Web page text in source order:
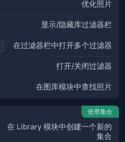
优化照片
显示/隐藏库过滤器栏
在过滤器栏中打开多个过滤器
打开/关闭过滤器
在图库模块中查找照片
使用集合
在 Library 模块中创建一个新的
集合